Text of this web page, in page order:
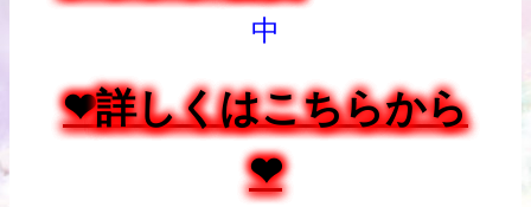
中
❤︎詳しくはこちらから
❤︎